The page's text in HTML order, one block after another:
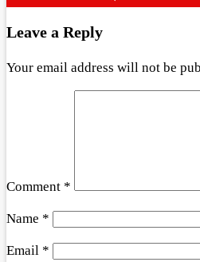
Leave a Reply
Your email address will not be
Comment *
Name *
Email *